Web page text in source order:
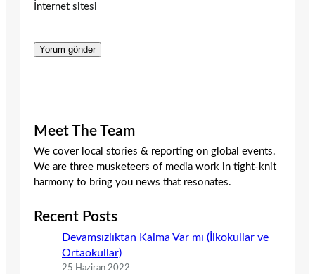
İnternet sitesi
Meet The Team
We cover local stories & reporting on global events.
We are three musketeers of media work in tight-knit
harmony to bring you news that resonates.
Recent Posts
Devamsızlıktan Kalma Var mı (İlkokullar ve
Ortaokullar)
25 Haziran 2022